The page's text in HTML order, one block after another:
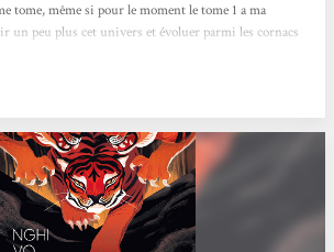
tome, même si pour le moment le tome 1 a ma
un peu plus cet univers et évoluer parmi les cornacs
sert autant à gagner du temps pour Chih, qu'à mettre